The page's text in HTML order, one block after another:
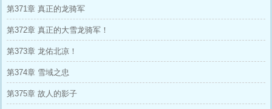
第371章 真正的龙骑军
第372章 真正的大雪龙骑军！
第373章 龙佑北凉！
第374章 雪域之忠
第375章 故人的影子